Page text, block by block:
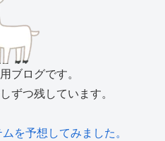
ブログです。
ずつ残しています。
を予想してみました。